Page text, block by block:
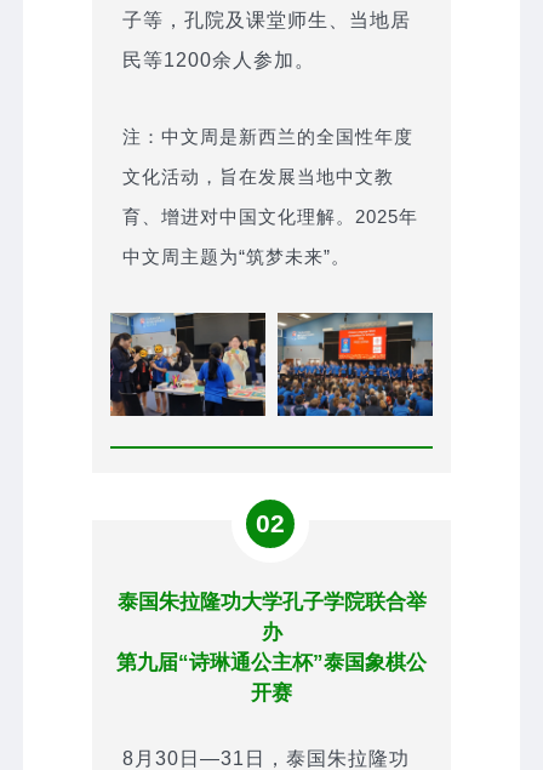
子等，孔院及课堂师生、当地居
民等1200余人参加。
注：中文周是新西兰的全国性年度
文化活动，旨在发展当地中文教
育、增进对中国文化理解。2025年
中文周主题为“筑梦未来”。
02
泰国朱拉隆功大学孔子学院联合举
办
第九届“诗琳通公主杯”泰国象棋公
开赛
8月30日—31日，泰国朱拉隆功